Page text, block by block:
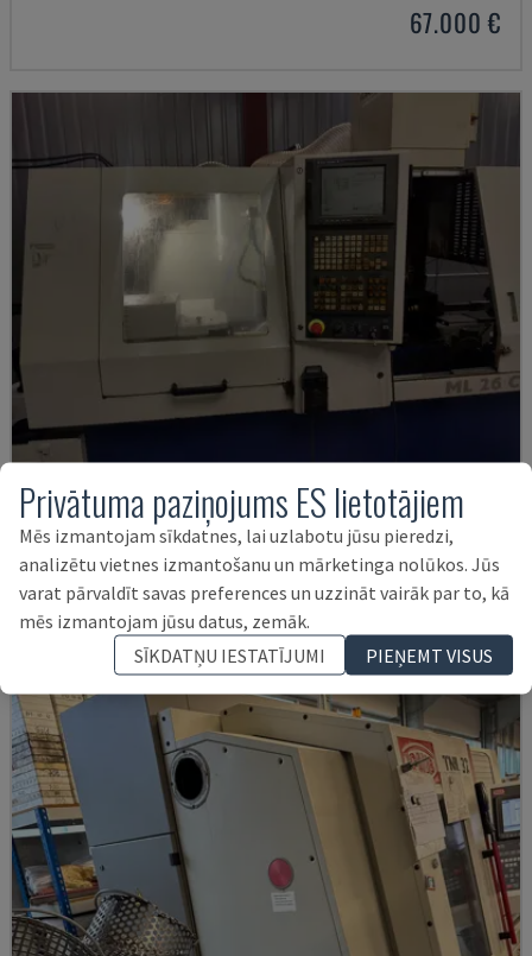
67.000 €
ML 26 C1
MAIER - ŠVEICES TIPA VIRPA
SOMIJA 2000
16.000 €
Privātuma paziņojums ES lietotājiem
Mēs izmantojam sīkdatnes, lai uzlabotu jūsu pieredzi,
analizētu vietnes izmantošanu un mārketinga nolūkos. Jūs
varat pārvaldīt savas preferences un uzzināt vairāk par to, kā
mēs izmantojam jūsu datus, zemāk.
SĪKDATŅU IESTATĪJUMI
PIEŅEMT VISUS